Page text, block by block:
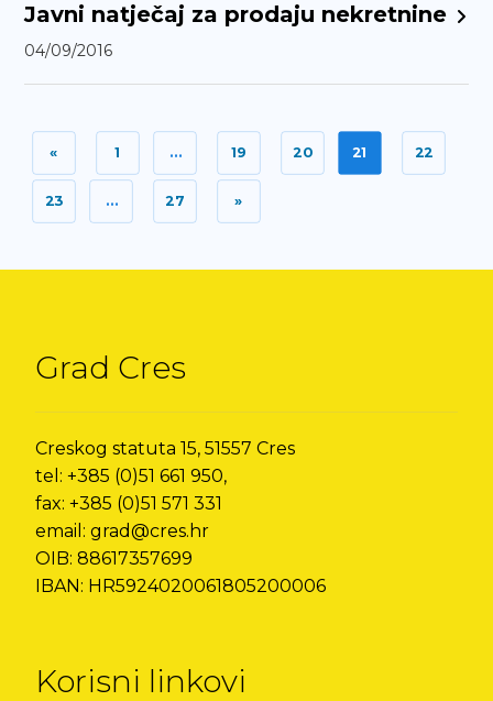
Javni natječaj za prodaju nekretnine
04/09/2016
« 1 … 19 20 21 22
23 … 27 »
Grad Cres
Creskog statuta 15, 51557 Cres
tel: +385 (0)51 661 950,
fax: +385 (0)51 571 331
email: grad@cres.hr
OIB: 88617357699
IBAN: HR5924020061805200006
Korisni linkovi